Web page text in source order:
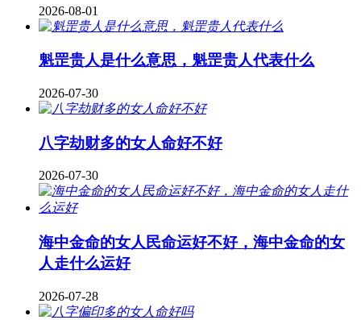
2026-08-01
魁罡贵人是什么意思，魁罡贵人代表什么
2026-07-30
八字劫财多的女人命好不好
2026-07-30
海中金命的女人民命运好不好，海中金命的女
人走什么运好
2026-07-28